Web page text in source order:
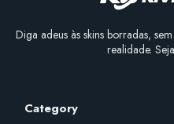
Diga adeus às skins borradas,
realidade.
Category